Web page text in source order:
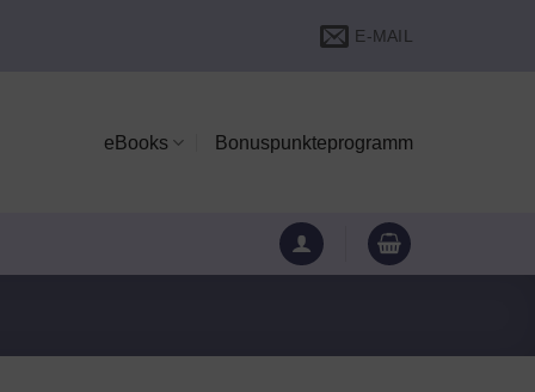
E-MAIL
eBooks Bonuspunkteprogramm